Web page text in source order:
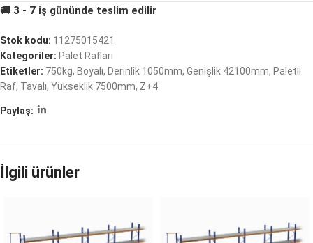
Stok kodu: 11275015421
Kategoriler: Palet Rafları
Etiketler: 750kg, Boyalı, Derinlik 1050mm, Genişlik 42100mm, Paletli
Raf, Tavalı, Yükseklik 7500mm, Z+4
Paylaş:
İlgili ürünler